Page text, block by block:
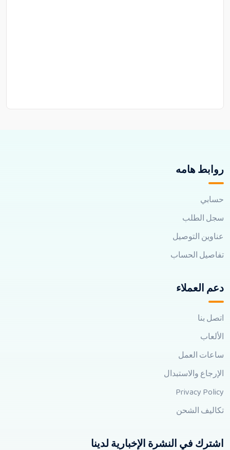
روابط هامه
حسابي
سجل الطلب
عناوين التوصيل
تفاصيل الحساب
دعم العملاء
اتصل بنا
الألعاب
ساعات العمل
الإرجاع والاستبدال
Privacy Policy
تكاليف الشحن
اشترك في النشرة الإخبارية لدينا